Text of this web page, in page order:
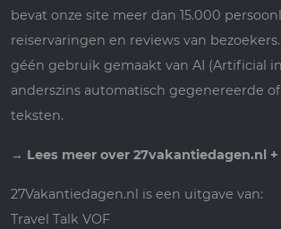
bevat onze site meer dan 15.000
reiservaringen en reviews van
géén gebruik gemaakt van AI (Artificial
anderszins automatisch gegenereerde
teksten.
→ Lees meer over 27vakantiedagen.nl
27Vakantiedagen.nl is een uitgave van:
Travel Talk VOF